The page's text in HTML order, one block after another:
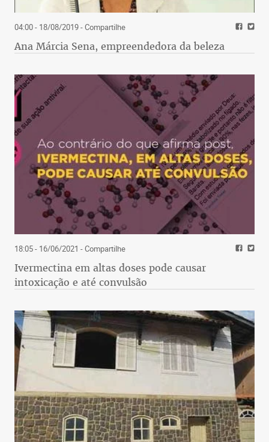
04:00 - 18/08/2019- Compartilhe
Ana Márcia Sena, empreendedora da beleza
18:05 - 16/06/2021 - Compartilhe
Ivermectina em altas doses pode causar
intoxicação e até convulsão